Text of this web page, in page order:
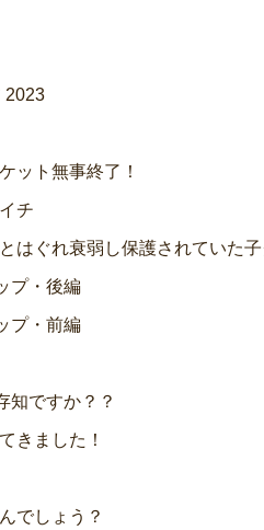
2023
ット無事終了！
チ
はぐれ衰弱し保護されていた子
プ・後編
プ・前編
知ですか？？
きました！
でしょう？